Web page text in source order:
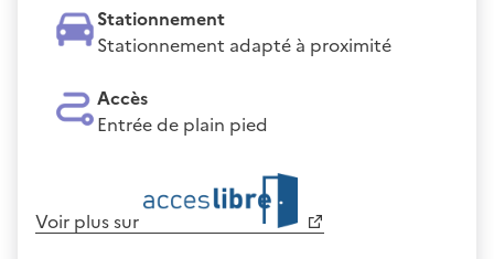
Stationnement
Stationnement adapté à proximité
Accès
Entrée de plain pied
Voir plus sur